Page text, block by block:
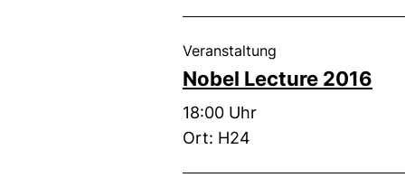
Nobel Lecture 2016
Veranstaltung
Zeit:
18:00 Uhr
Ort: H24